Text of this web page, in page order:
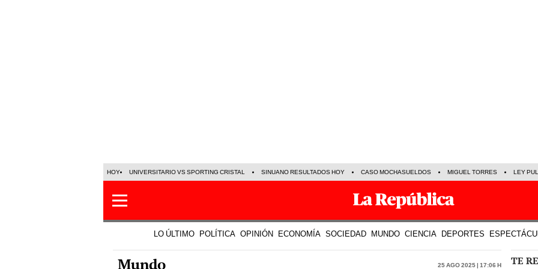
LO ÚLTIMO POLÍTICA OPINIÓN ECONOMÍA SOCIEDAD MUNDO CIENCIA DEPORTES
Mundo 25 Ago 2025 | 17:06 h TE